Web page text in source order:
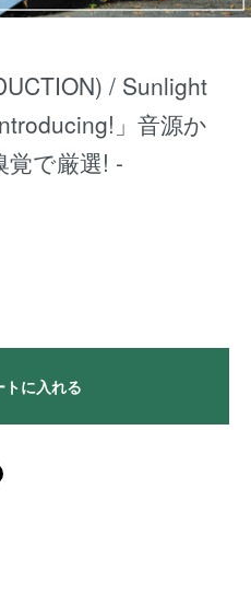
/ Sunlight
」音源か
覚で厳選! -
トに入れる